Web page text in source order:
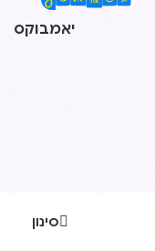
יאמבוקס
סינון